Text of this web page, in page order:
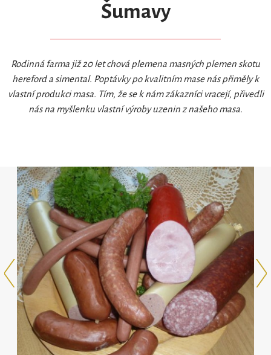
Šumavy
Rodinná farma již 20 let chová plemena masných plemen skotu
hereford a simental. Poptávky po kvalitním mase nás přiměly k
vlastní produkci masa. Tím, že se k nám zákazníci vracejí, přivedli
nás na myšlenku vlastní výroby uzenin z našeho masa.